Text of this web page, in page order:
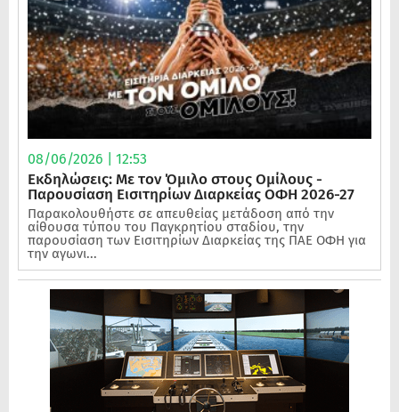
08/06/2026 | 12:53
Εκδηλώσεις: Με τον Όμιλο στους Ομίλους -
Παρουσίαση Εισιτηρίων Διαρκείας ΟΦΗ 2026-27
Παρακολουθήστε σε απευθείας μετάδοση από την
αίθουσα τύπου του Παγκρητίου σταδίου, την
παρουσίαση των Εισιτηρίων Διαρκείας της ΠΑΕ ΟΦΗ για
την αγωνι...